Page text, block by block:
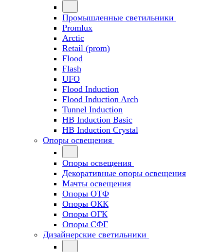
Промышленные светильники
Promlux
Arctic
Retail (prom)
Flood
Flash
UFO
Flood Induction
Flood Induction Arch
Tunnel Induction
HB Induction Basic
HB Induction Crystal
Опоры освещения
Опоры освещения
Декоративные опоры освещения
Мачты освещения
Опоры ОТФ
Опоры ОКК
Опоры ОГК
Опоры СФГ
Дизайнерские светильники